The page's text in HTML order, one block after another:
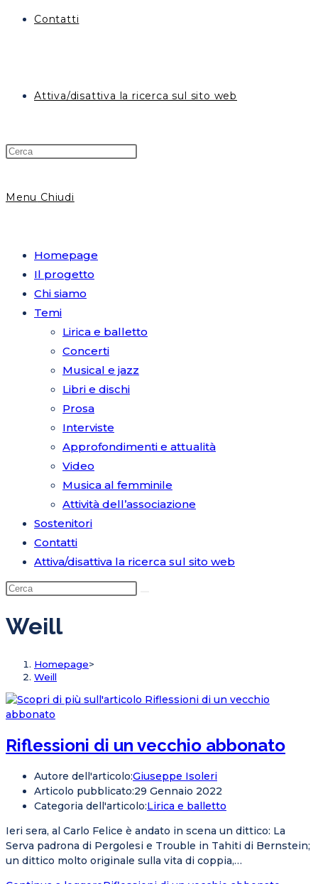
Contatti
Attiva/disattiva la ricerca sul sito web
Menu Chiudi
Homepage
Il progetto
Chi siamo
Temi
Lirica e balletto
Concerti
Musical e jazz
Libri e dischi
Prosa
Interviste
Approfondimenti e attualità
Video
Musica al femminile
Attività dell’associazione
Sostenitori
Contatti
Attiva/disattiva la ricerca sul sito web
Weill
Homepage>
Weill
Riflessioni di un vecchio abbonato
Autore dell'articolo:Giuseppe Isoleri
Articolo pubblicato:29 Gennaio 2022
Categoria dell'articolo:Lirica e balletto
Ieri sera, al Carlo Felice è andato in scena un dittico: La
Serva padrona di Pergolesi e Trouble in Tahiti di Bernstein;
un dittico molto originale sulla vita di coppia,…